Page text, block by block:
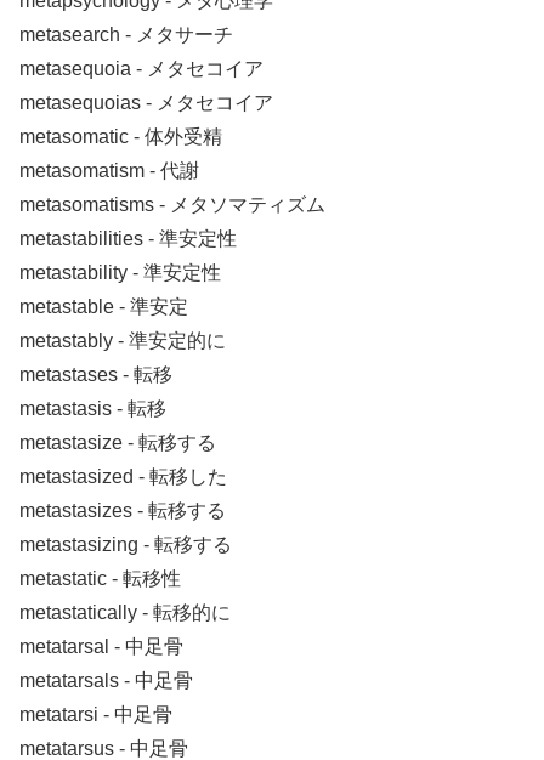
metasearch ‐ メタサーチ
metasequoia ‐ メタセコイア
metasequoias ‐ メタセコイア
metasomatic ‐ 体外受精
metasomatism ‐ 代謝
metasomatisms ‐ メタソマティズム
metastabilities ‐ 準安定性
metastability ‐ 準安定性
metastable ‐ 準安定
metastably ‐ 準安定的に
metastases ‐ 転移
metastasis ‐ 転移
metastasize ‐ 転移する
metastasized ‐ 転移した
metastasizes ‐ 転移する
metastasizing ‐ 転移する
metastatic ‐ 転移性
metastatically ‐ 転移的に
metatarsal ‐ 中足骨
metatarsals ‐ 中足骨
metatarsi ‐ 中足骨
metatarsus ‐ 中足骨